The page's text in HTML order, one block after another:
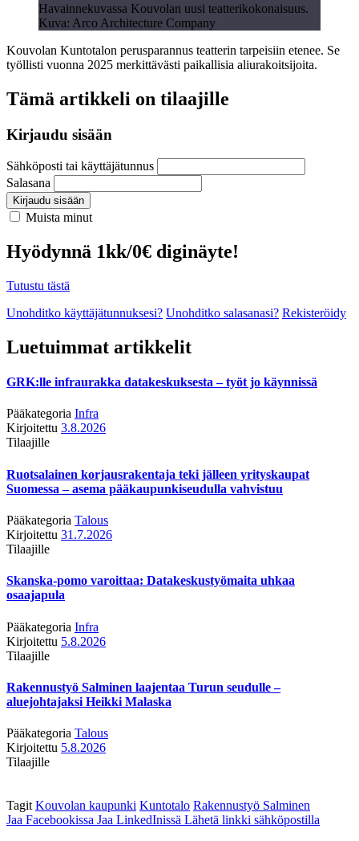
Havainnekuvassa Kouvolan uusi teatterikokonaisuus.
Kuva: Arco Architecture Company
Kouvolan Kuntotalon perusparannus teatterin tarpeisiin etenee. Se
työllisti vuonna 2025 merkittävästi paikallisia aliurakoitsijoita.
Tämä artikkeli on tilaajille
Kirjaudu sisään
Sähköposti tai käyttäjätunnus
Salasana
Kirjaudu sisään
Muista minut
Hyödynnä 1kk/0€ diginäyte!
Tutustu tästä
Unohditko käyttäjätunnuksesi? Unohditko salasanasi? Rekisteröidy
Luetuimmat artikkelit
GRK:lle infraurakka datakeskuksesta – työt jo käynnissä
Pääkategoria Infra
Kirjoitettu 3.8.2026
Tilaajille
Ruotsalainen korjausrakentaja teki jälleen yrityskaupat
Suomessa – asema pääkaupunkiseudulla vahvistuu
Pääkategoria Talous
Kirjoitettu 31.7.2026
Tilaajille
Skanska-pomo varoittaa: Datakeskustyömaita uhkaa
osaajapula
Pääkategoria Infra
Kirjoitettu 5.8.2026
Tilaajille
Rakennustyö Salminen laajentaa Turun seudulle –
aluejohtajaksi Heikki Malaska
Pääkategoria Talous
Kirjoitettu 5.8.2026
Tilaajille
Tagit Kouvolan kaupunki Kuntotalo Rakennustyö Salminen
Jaa Facebookissa Jaa LinkedInissä Lähetä linkki sähköpostilla